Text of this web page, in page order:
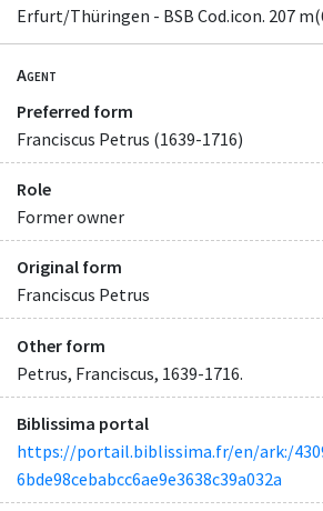
Erfurt/Thüringen - BSB Cod.icon. 207
Agent
Preferred form
Franciscus Petrus (1639-1716)
Role
Former owner
Original form
Franciscus Petrus
Other form
Petrus, Franciscus, 1639-1716.
Biblissima portal
https://portail.biblissima.fr/en/ark:/
6bde98cebabcc6ae9e3638c39a032a